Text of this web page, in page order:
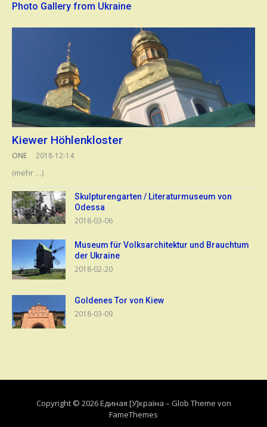
Photo Gallery from Ukraine
Kiewer Höhlenkloster
ONE 2018-12-14
(mehr …)
Skulpturengarten / Literaturmuseum von
Odessa
2018-03-06
Museum für Volksarchitektur und Brauchtum
der Ukraine
2018-02-20
Goldenes Tor von Kiew
2018-03-09
Copyright © 2026 Единая [У]країна – Glob Theme von
FameThemes